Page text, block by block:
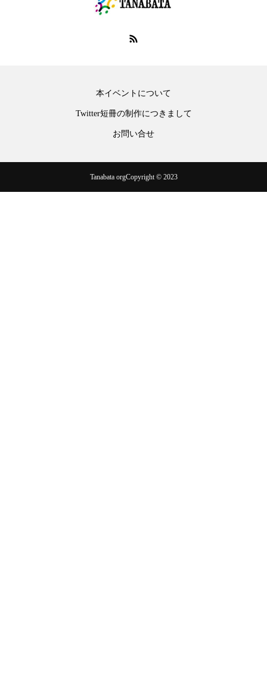
本イベントについて
Twitter短冊の制作につきまして
お問い合せ
Tanabata orgCopyright © 2023